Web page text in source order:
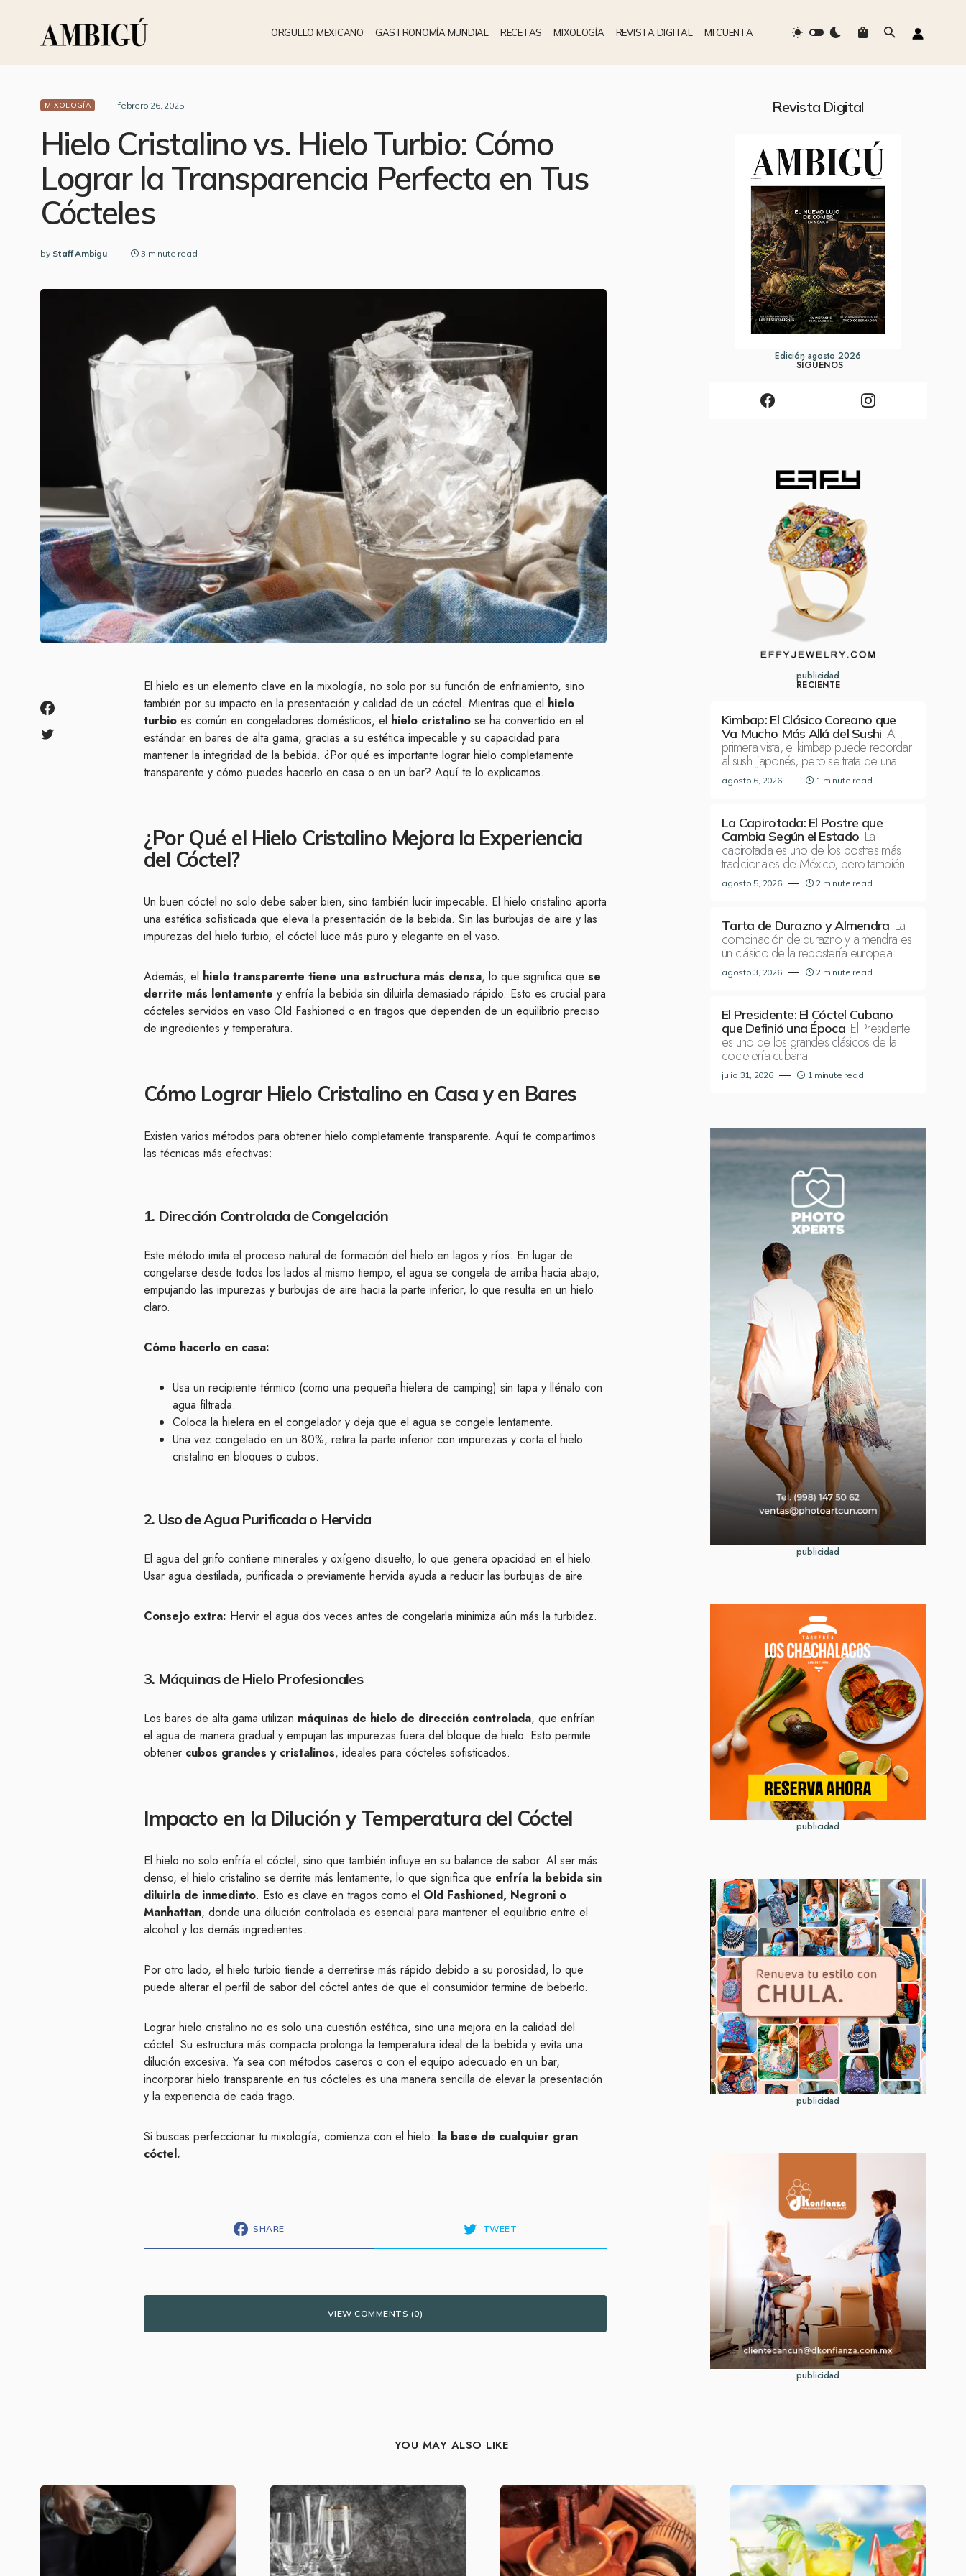
ORGULLO MEXICANO GASTRONOMÍA MUNDIAL RECETAS MIXOLOGÍA REVISTA DIGITAL MI CUENTA
MIXOLOGÍA febrero 26, 2025
Hielo Cristalino vs. Hielo Turbio: Cómo
Lograr la Transparencia Perfecta en Tus
Cócteles
by Staff Ambigu 3 minute read
El hielo es un elemento clave en la mixología, no solo por su función de enfriamiento, sino
también por su impacto en la presentación y calidad de un cóctel. Mientras que el hielo
turbio es común en congeladores domésticos, el hielo cristalino se ha convertido en el
estándar en bares de alta gama, gracias a su estética impecable y su capacidad para
mantener la integridad de la bebida. ¿Por qué es importante lograr hielo completamente
transparente y cómo puedes hacerlo en casa o en un bar? Aquí te lo explicamos.
¿Por Qué el Hielo Cristalino Mejora la Experiencia
del Cóctel?
Un buen cóctel no solo debe saber bien, sino también lucir impecable. El hielo cristalino aporta
una estética sofisticada que eleva la presentación de la bebida. Sin las burbujas de aire y las
impurezas del hielo turbio, el cóctel luce más puro y elegante en el vaso.
Además, el hielo transparente tiene una estructura más densa, lo que significa que se
derrite más lentamente y enfría la bebida sin diluirla demasiado rápido. Esto es crucial para
cócteles servidos en vaso Old Fashioned o en tragos que dependen de un equilibrio preciso
de ingredientes y temperatura.
Cómo Lograr Hielo Cristalino en Casa y en Bares
Existen varios métodos para obtener hielo completamente transparente. Aquí te compartimos
las técnicas más efectivas:
1. Dirección Controlada de Congelación
Este método imita el proceso natural de formación del hielo en lagos y ríos. En lugar de
congelarse desde todos los lados al mismo tiempo, el agua se congela de arriba hacia abajo,
empujando las impurezas y burbujas de aire hacia la parte inferior, lo que resulta en un hielo
claro.
Cómo hacerlo en casa:
Usa un recipiente térmico (como una pequeña hielera de camping) sin tapa y llénalo con
agua filtrada.
Coloca la hielera en el congelador y deja que el agua se congele lentamente.
Una vez congelado en un 80%, retira la parte inferior con impurezas y corta el hielo
cristalino en bloques o cubos.
2. Uso de Agua Purificada o Hervida
El agua del grifo contiene minerales y oxígeno disuelto, lo que genera opacidad en el hielo.
Usar agua destilada, purificada o previamente hervida ayuda a reducir las burbujas de aire.
Consejo extra: Hervir el agua dos veces antes de congelarla minimiza aún más la turbidez.
3. Máquinas de Hielo Profesionales
Los bares de alta gama utilizan máquinas de hielo de dirección controlada, que enfrían
el agua de manera gradual y empujan las impurezas fuera del bloque de hielo. Esto permite
obtener cubos grandes y cristalinos, ideales para cócteles sofisticados.
Impacto en la Dilución y Temperatura del Cóctel
El hielo no solo enfría el cóctel, sino que también influye en su balance de sabor. Al ser más
denso, el hielo cristalino se derrite más lentamente, lo que significa que enfría la bebida sin
diluirla de inmediato. Esto es clave en tragos como el Old Fashioned, Negroni o
Manhattan, donde una dilución controlada es esencial para mantener el equilibrio entre el
alcohol y los demás ingredientes.
Por otro lado, el hielo turbio tiende a derretirse más rápido debido a su porosidad, lo que
puede alterar el perfil de sabor del cóctel antes de que el consumidor termine de beberlo.
Lograr hielo cristalino no es solo una cuestión estética, sino una mejora en la calidad del
cóctel. Su estructura más compacta prolonga la temperatura ideal de la bebida y evita una
dilución excesiva. Ya sea con métodos caseros o con el equipo adecuado en un bar,
incorporar hielo transparente en tus cócteles es una manera sencilla de elevar la presentación
y la experiencia de cada trago.
Si buscas perfeccionar tu mixología, comienza con el hielo: la base de cualquier gran
cóctel.
SHARE TWEET
VIEW COMMENTS (0)
Revista Digital
Edición agosto 2026
SÍGUENOS
publicidad
RECIENTE
Kimbap: El Clásico Coreano que
Va Mucho Más Allá del Sushi A
primera vista, el kimbap puede recordar
al sushi japonés, pero se trata de una
agosto 6, 2026 1 minute read
La Capirotada: El Postre que
Cambia Según el Estado La
capirotada es uno de los postres más
tradicionales de México, pero también
agosto 5, 2026 2 minute read
Tarta de Durazno y Almendra La
combinación de durazno y almendra es
un clásico de la repostería europea
agosto 3, 2026 2 minute read
El Presidente: El Cóctel Cubano
que Definió una Época El Presidente
es uno de los grandes clásicos de la
coctelería cubana
julio 31, 2026 1 minute read
publicidad
publicidad
publicidad
publicidad
YOU MAY ALSO LIKE